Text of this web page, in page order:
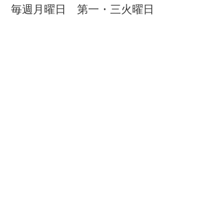
毎週月曜日 第一・三火曜日